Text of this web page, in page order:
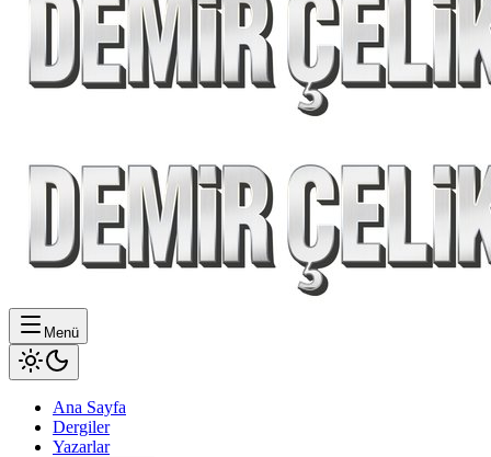
Menü
Ana Sayfa
Dergiler
Yazarlar